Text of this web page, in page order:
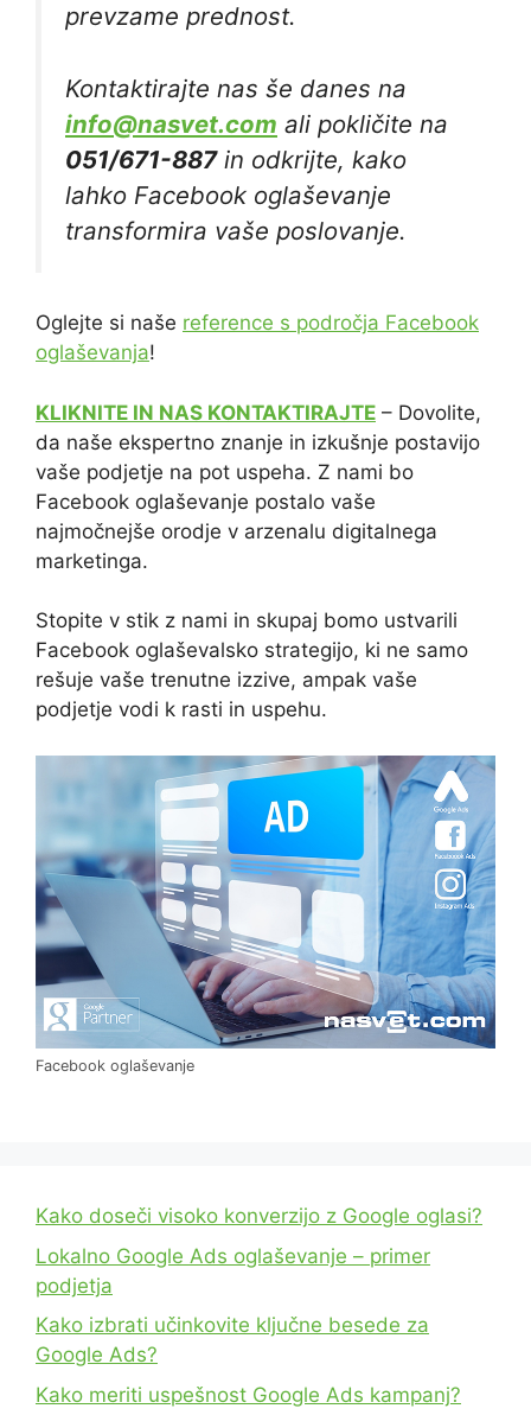
prevzame prednost.
Kontaktirajte nas še danes na
info@nasvet.com ali pokličite na
051/671-887in odkrijte, kako
lahko Facebook oglaševanje
transformira vaše poslovanje.
Oglejte si naše reference s področja Facebook
oglaševanja!
KLIKNITE IN NAS KONTAKTIRAJTE – Dovolite,
da naše ekspertno znanje in izkušnje postavijo
vaše podjetje na pot uspeha. Z nami bo
Facebook oglaševanje postalo vaše
najmočnejše orodje v arzenalu digitalnega
marketinga.
Stopite v stik z nami in skupaj bomo ustvarili
Facebook oglaševalsko strategijo, ki ne samo
rešuje vaše trenutne izzive, ampak vaše
podjetje vodi k rasti in uspehu.
Facebook oglaševanje
Kako doseči visoko konverzijo z Google oglasi?
Lokalno Google Ads oglaševanje – primer
podjetja
Kako izbrati učinkovite ključne besede za
Google Ads?
Kako meriti uspešnost Google Ads kampanj?